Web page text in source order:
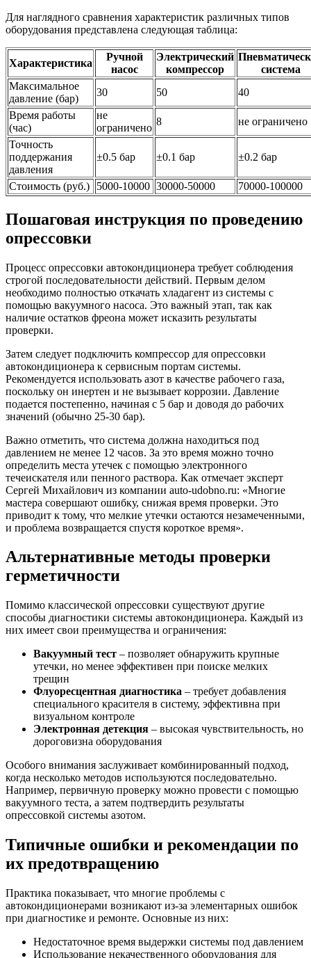
Для наглядного сравнения характеристик различных типов
оборудования представлена следующая таблица:
Характеристика
Ручной
насос
Электрический
компрессор
система
Максимальное
давление (бар)
30 50
40
Время работы
(час)
не
ограничено
8
не ограничено
Точность
поддержания
давления
±0.5 бар ±0.1 бар ±0.2 бар
Стоимость (руб.) 5000-10000 30000-50000 70000-100000
Пошаговая инструкция по проведению
опрессовки
Процесс опрессовки автокондиционера требует соблюдения
строгой последовательности действий. Первым делом
необходимо полностью откачать хладагент из системы с
помощью вакуумного насоса. Это важный этап, так как
наличие остатков фреона может исказить результаты
проверки.
Затем следует подключить компрессор для опрессовки
автокондиционера к сервисным портам системы.
Рекомендуется использовать азот в качестве рабочего газа,
поскольку он инертен и не вызывает коррозии. Давление
подается постепенно, начиная с 5 бар и доводя до рабочих
значений (обычно 25-30 бар).
Важно отметить, что система должна находиться под
давлением не менее 12 часов. За это время можно точно
определить места утечек с помощью электронного
течеискателя или пенного раствора. Как отмечает эксперт
Сергей Михайлович из компании auto-udobno.ru: «Многие
мастера совершают ошибку, снижая время проверки. Это
приводит к тому, что мелкие утечки остаются незамеченными,
и проблема возвращается спустя короткое время».
Альтернативные методы проверки
герметичности
Помимо классической опрессовки существуют другие
способы диагностики системы автокондиционера. Каждый из
них имеет свои преимущества и ограничения:
Вакуумный тест – позволяет обнаружить крупные
утечки, но менее эффективен при поиске мелких
трещин
Флуоресцентная диагностика – требует добавления
специального красителя в систему, эффективна при
визуальном контроле
Электронная детекция – высокая чувствительность, но
дороговизна оборудования
Особого внимания заслуживает комбинированный подход,
когда несколько методов используются последовательно.
Например, первичную проверку можно провести с помощью
вакуумного теста, а затем подтвердить результаты
опрессовкой системы азотом.
Типичные ошибки и рекомендации по
их предотвращению
Практика показывает, что многие проблемы с
автокондиционерами возникают из-за элементарных ошибок
при диагностике и ремонте. Основные из них:
Недостаточное время выдержки системы под давлением
Использование некачественного оборудования для